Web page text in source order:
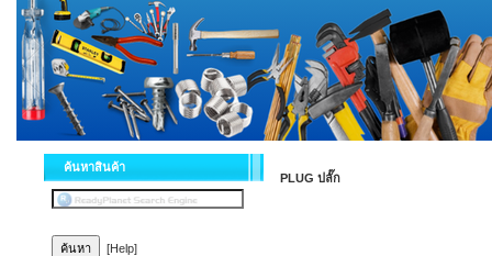
ค้นหาสินค้า
[Help]
PLUG ปลั๊ก